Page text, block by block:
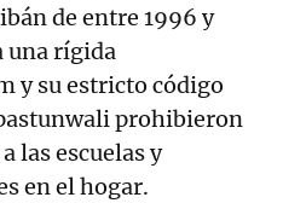
de entre 1996 y
una rígida
y su estricto código
prohibieron
las escuelas y
en el hogar.